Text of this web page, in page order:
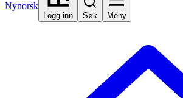
Nynorsk
Logg inn Søk Meny